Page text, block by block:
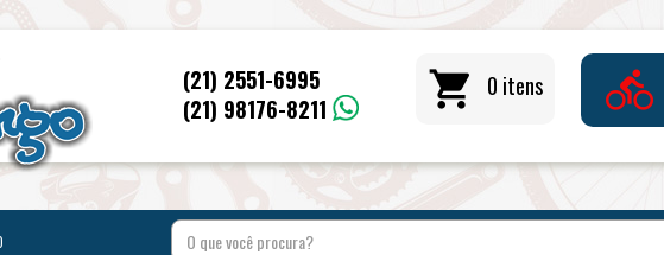
(21) 2551-6995
(21) 98176-8211
shopping_cart 0 itens directions_bike